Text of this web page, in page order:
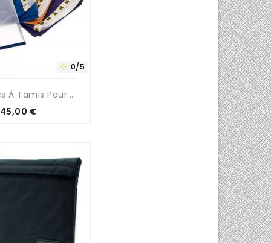
 0/5
À Tamis Pour...
Prix
45,00 €